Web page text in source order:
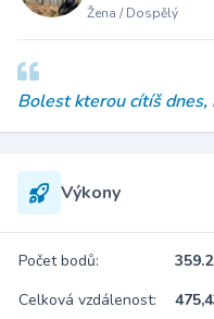
Žena / Dospělý
Bolest kterou cítíš
Výkony
Počet bodů:
Celková vzdálenost: